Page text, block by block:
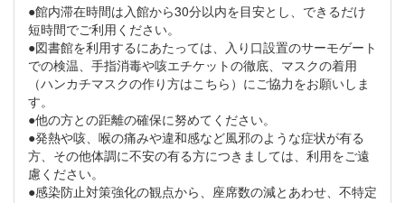
●館内滞在時間は入館から30分以内を目安とし、できるだけ
短時間でご利用ください。
●図書館を利用するにあたっては、入り口設置のサーモゲート
での検温、手指消毒や咳エチケットの徹底、マスクの着用
（ハンカチマスクの作り方はこちら）にご協力をお願いしま
す。
●他の方との距離の確保に努めてください。
●発熱や咳、喉の痛みや違和感など風邪のような症状が有る
方、その他体調に不安の有る方につきましては、利用をご遠
慮ください。
●感染防止対策強化の観点から、座席数の減とあわせ、不特定